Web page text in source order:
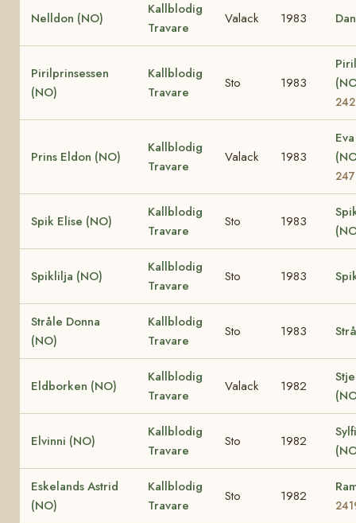
Nelldon (NO)
Kallblodig
Travare
Valack 1983
Pirilprinsessen
(NO)
Kallblodig
Travare
Sto 1983
Prins Eldon (NO)
Kallblodig
Travare
Valack 1983
Spik Elise (NO)
Kallblodig
Travare
Sto 1983
Spiklilja (NO)
Kallblodig
Travare
Sto 1983
Stråle Donna
(NO)
Kallblodig
Travare
Sto 1983
Eldborken (NO)
Kallblodig
Travare
Valack 1982
Elvinni (NO)
Kallblodig
Travare
Sto 1982
Eskelands Astrid
(NO)
Kallblodig
Travare
Sto 1982